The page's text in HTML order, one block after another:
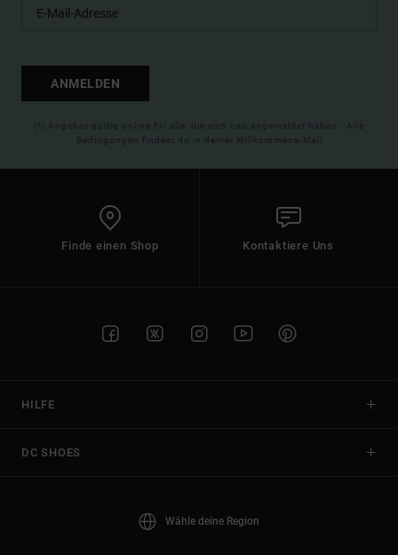
ANMELDEN
(*) Angebot gültig online für alle, die sich neu angemeldet haben - Alle
Bedingungen findest du in deiner Willkommens-Mail
Finde einen Shop Kontaktiere Uns
HILFE
DC SHOES
Wähle deine Region